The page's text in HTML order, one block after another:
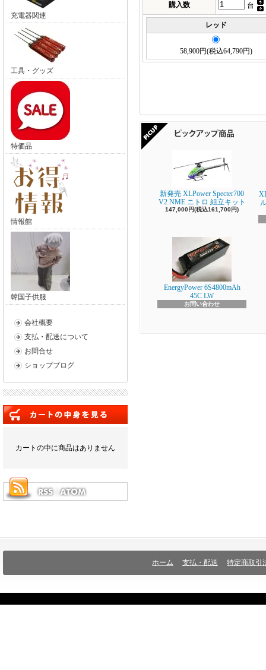
充電器関連
工具・グッズ
特価品
情報館
韓国子供服
会社概要
支払・配送について
お問合せ
ショップブログ
カートの中に商品はありません
購入数
台
レッド
58,900円(税込64,790円)
新発売 XLPower Specter700
V2 NME ニトロ 組立キット
147,000円(税込161,700円)
EnergyPower 6S4800mAh
45C LW
お問い合わせ
ホーム 支払・配送 特定商取引